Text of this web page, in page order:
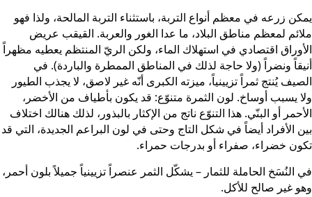
زرعه في معظم أنواع التربة، باستثناء التربة المالحة، ولذا فهو
لمعظم مناطق البلاد، ما عدا الغور والعربة. القيقب عريض
اقتصادي في استهلاك الماء، ولكن الريّ المنتظم يعطيه مظهراً
ونضراً (ولا حاجة لذلك في المناطق الممطرة والباردة). في
يُنتج ثمراً تزيينياً، ميزته الكبرى أنّه غير لاصق، لا يجذب الطيور
يسبب أوساخ. لون الثمرة متنوّع: قد يكون بأطياف من الأخضر،
أو البنّي. هذا التنوّع ناتج من الإكثار بالبذور، لذلك هنالك اختلاف
الأفراد أيضاً في شكل التاج وحتى في لون البراعم الجديدة، التي قد
خضراء، صفراء أو بدرجات حمراء.
النُسَخ الحاملة للثمار – يشكّل الثمر عنصراً تزيينياً جميلاً بلون أحمر،
غير صالح للأكل.